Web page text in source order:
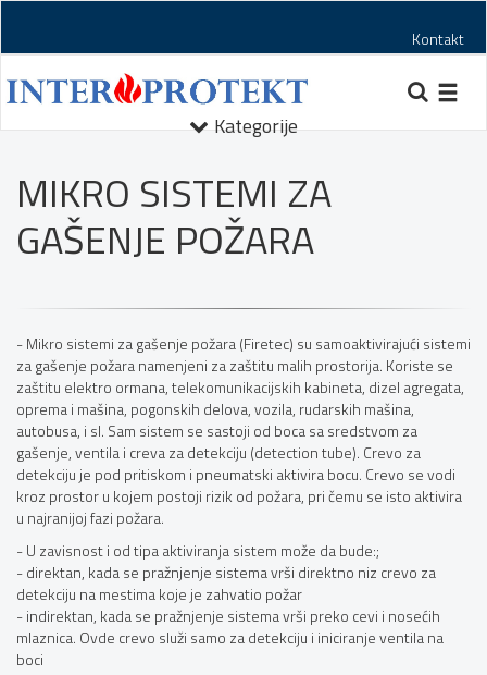
Kontakt
Kategorije
MIKRO SISTEMI ZA
GAŠENJE POŽARA
- Mikro sistemi za gašenje požara (Firetec) su samoaktivirajući sistemi
za gašenje požara namenjeni za zaštitu malih prostorija. Koriste se
zaštitu elektro ormana, telekomunikacijskih kabineta, dizel agregata,
oprema i mašina, pogonskih delova, vozila, rudarskih mašina,
autobusa, i sl. Sam sistem se sastoji od boca sa sredstvom za
gašenje, ventila i creva za detekciju (detection tube). Crevo za
detekciju je pod pritiskom i pneumatski aktivira bocu. Crevo se vodi
kroz prostor u kojem postoji rizik od požara, pri čemu se isto aktivira
u najranijoj fazi požara.
- U zavisnost i od tipa aktiviranja sistem može da bude:;
- direktan, kada se pražnjenje sistema vrši direktno niz crevo za
detekciju na mestima koje je zahvatio požar
- indirektan, kada se pražnjenje sistema vrši preko cevi i nosećih
mlaznica. Ovde crevo služi samo za detekciju i iniciranje ventila na
boci